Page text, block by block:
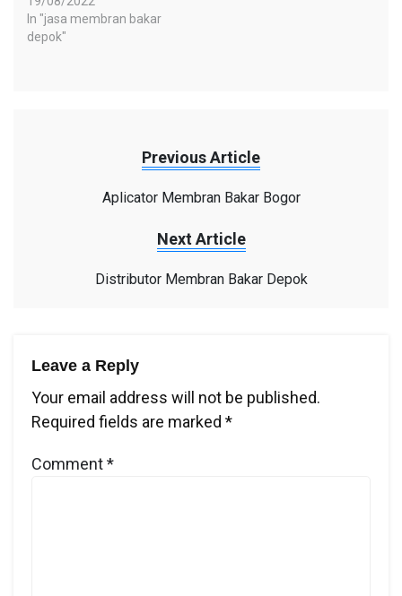
In "jasa membran bakar
depok"
Previous Article
Aplicator Membran Bakar Bogor
Next Article
Distributor Membran Bakar Depok
Leave a Reply
Your email address will not be published.
Required fields are marked *
Comment*